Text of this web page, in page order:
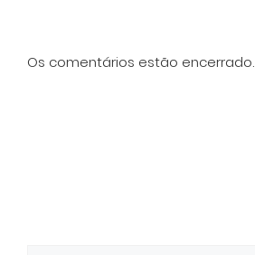
Os comentários estão encerrado.